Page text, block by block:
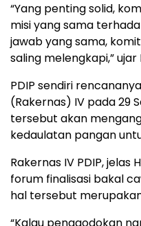
“Yang penting solid,
misi yang sama
jawab yang sama,
saling melengkapi,” ujar
PDIP sendiri
(Rakernas) IV pada 29
tersebut akan
kedaulatan pangan
Rakernas IV PDIP, jelas
forum finalisasi bakal
hal tersebut